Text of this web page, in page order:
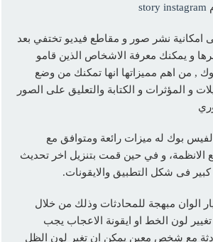
امكانية نشر صور و مقاطع فيديو تختفي بعد
نشرها و يمكنك معرفة الاشخاص الذين قامو
, من اهم مميزاتها انها تمكنك من وضع
و المؤثرات و الكتابة والتعليق على الصور
بوك له ميزات رائعة ومتوافق مع
الانظمة، و في حين قمت بتنزيل اخر تحديث
فى شكل التطبيق والايقونات.
الوان مبهجة للمحادثات وذلك من خلال
تغيير لون الخط او ايقونة الاعجاب يجب
مع شخص معين يمكن ان تغير لون الظل